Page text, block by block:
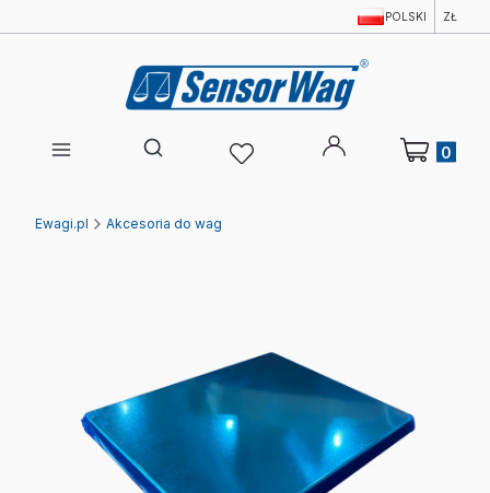
POLSKI ZŁ
Otwórz wyszukiwarkę
Produkty w
Ewagi.pl Akcesoria do wag